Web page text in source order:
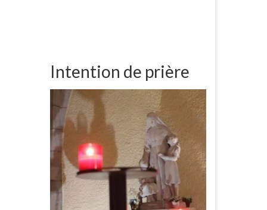
Intention de prière